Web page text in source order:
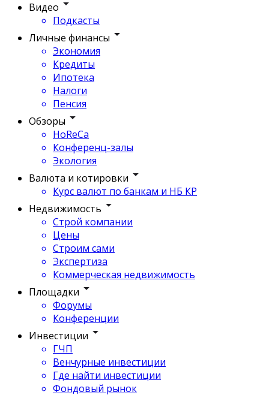
Видео
Подкасты
Личные финансы
Экономия
Кредиты
Ипотека
Налоги
Пенсия
Обзоры
HoReCa
Конференц-залы
Экология
Валюта и котировки
Курс валют по банкам и НБ КР
Недвижимость
Строй компании
Цены
Строим сами
Экспертиза
Коммерческая недвижимость
Площадки
Форумы
Конференции
Инвестиции
ГЧП
Венчурные инвестиции
Где найти инвестиции
Фондовый рынок